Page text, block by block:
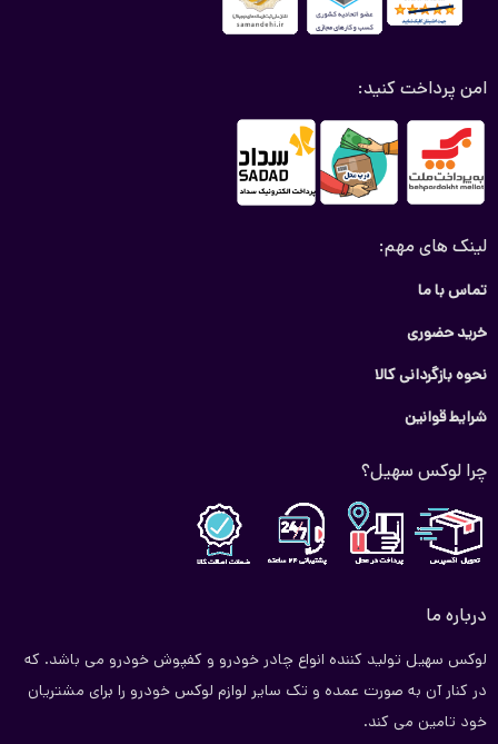
امن پرداخت کنید:
لینک های مهم:
تماس با ما
خرید حضوری
نحوه بازگردانی کالا
شرایط قوانین
چرا لوکس سهیل؟
درباره ما
لوکس سهیل تولید کننده انواع چادر خودرو و کفپوش خودرو می باشد. که
در کنار آن به صورت عمده و تک سایر لوازم لوکس خودرو را برای مشتریان
خود تامین می کند.